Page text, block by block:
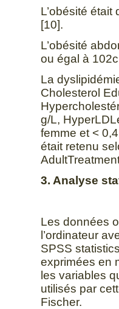
L’obésité
[10].
L’obésité
ou égal à
La
Cholesterol
g/L,
femme et <
était retenu
3. Analyse
Les données
l’ordinateur
SPSS
exprimées en
les variables
utilisés par
Fischer.